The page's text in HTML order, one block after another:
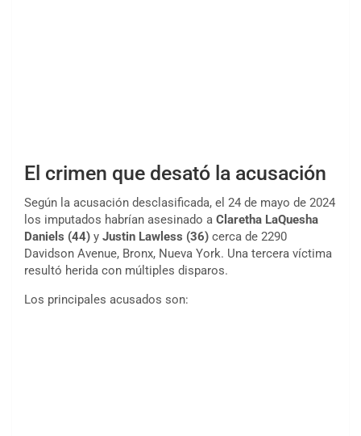
El crimen que desató la acusación
Según la acusación desclasificada, el 24 de mayo de 2024
los imputados habrían asesinado a Claretha LaQuesha
Daniels (44) y Justin Lawless (36) cerca de 2290
Davidson Avenue, Bronx, Nueva York. Una tercera víctima
resultó herida con múltiples disparos.
Los principales acusados son: